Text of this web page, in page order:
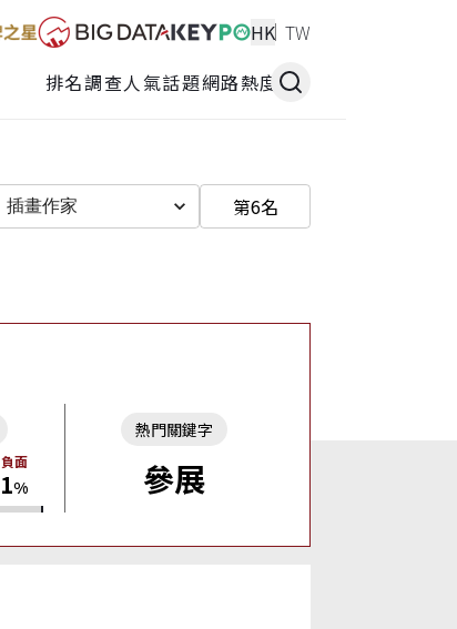
HK TW
排名調查人氣話題網路熱度
插畫作家 第6名
負面
1%
熱門關鍵字
參展